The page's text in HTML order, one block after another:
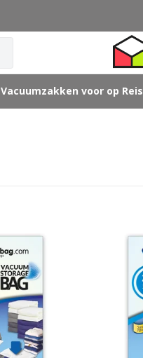
Vacuumzakken voor op Reis